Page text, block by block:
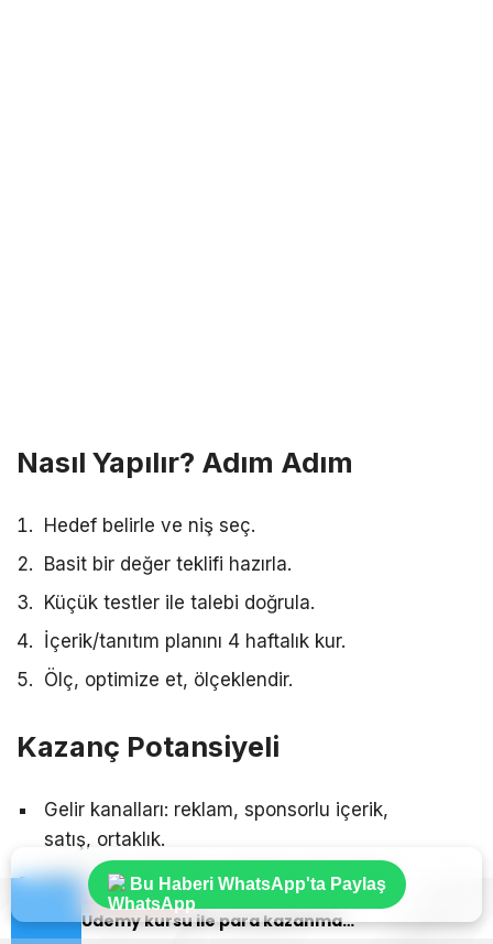
Sıradaki Haber
Udemy kursu ile para kazanmak: İçerik ve pazarlama | Net Rehber
Nasıl Yapılır? Adım Adım
Hedef belirle ve niş seç.
Basit bir değer teklifi hazırla.
Küçük testler ile talebi doğrula.
İçerik/tanıtım planını 4 haftalık kur.
Ölç, optimize et, ölçeklendir.
Kazanç Potansiyeli
Gelir kanalları: reklam, sponsorlu içerik,
satış, ortaklık.
Gerçekçi aralıkları ve örnek senaryoları
kıyasla.
Bu Haberi WhatsApp'ta Paylaş